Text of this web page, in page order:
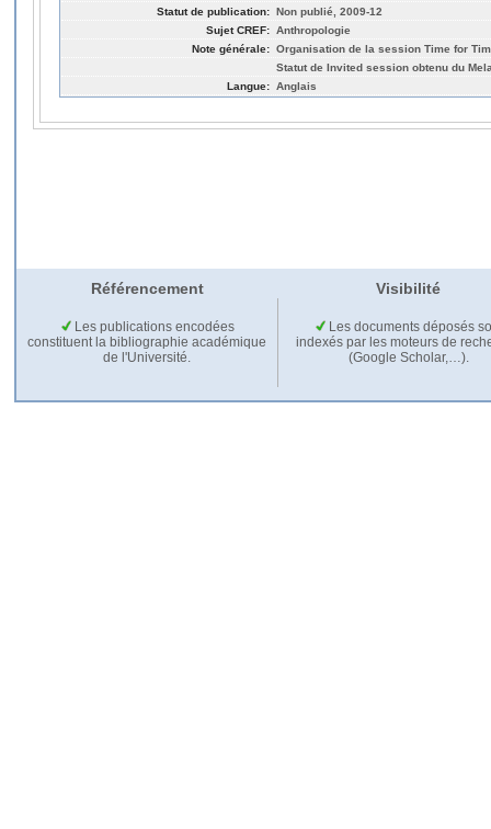
Statut de publication: Non publié, 2009-12
Sujet CREF: Anthropologie
Note générale: Organisation de la session Time for
Statut de Invited session obtenu du
Langue: Anglais
Référencement Visibilité
Les publications encodées
constituent la bibliographie académique
de l'Université.
Les documents déposés
indexés par les moteurs de
(Google Scholar,…).